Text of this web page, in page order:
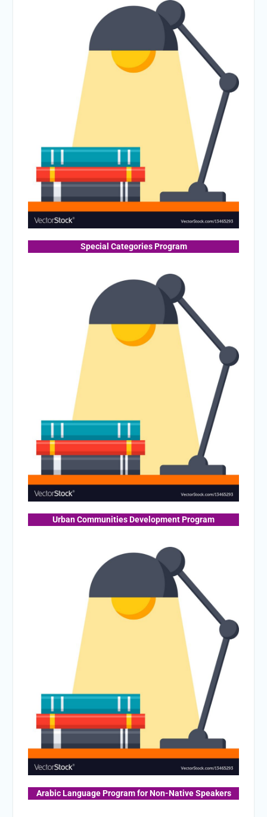
Special Categories Program
Urban Communities Development Program
Arabic Language Program for Non-Native Speakers